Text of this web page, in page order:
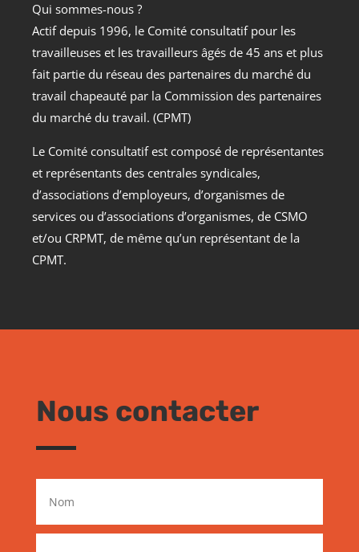
Qui sommes-nous ?
Actif depuis 1996, le Comité consultatif pour les
travailleuses et les travailleurs âgés de 45 ans et plus
fait partie du réseau des partenaires du marché du
travail chapeauté par la Commission des partenaires
du marché du travail. (CPMT)
Le Comité consultatif est composé de représentantes
et représentants des centrales syndicales,
d’associations d’employeurs, d’organismes de
services ou d’associations d’organismes, de CSMO
et/ou CRPMT, de même qu’un représentant de la
CPMT.
Nous contacter